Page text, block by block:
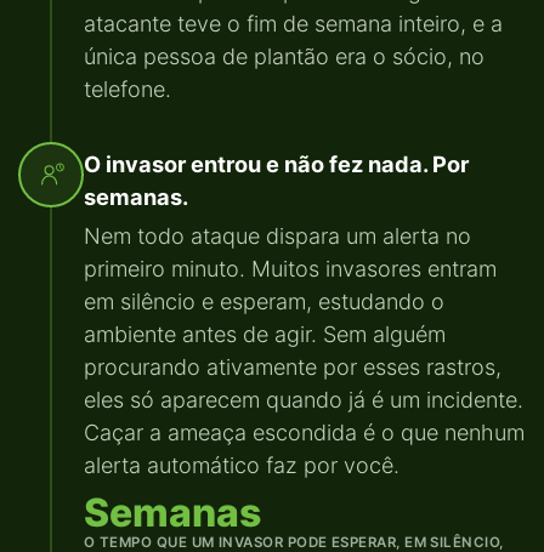
atacante teve o fim de semana inteiro, e a
única pessoa de plantão era o sócio, no
telefone.
O invasor entrou e não fez nada. Por
semanas.
Nem todo ataque dispara um alerta no
primeiro minuto. Muitos invasores entram
em silêncio e esperam, estudando o
ambiente antes de agir. Sem alguém
procurando ativamente por esses rastros,
eles só aparecem quando já é um incidente.
Caçar a ameaça escondida é o que nenhum
alerta automático faz por você.
Semanas
O TEMPO QUE UM INVASOR PODE ESPERAR, EM SILÊNCIO,